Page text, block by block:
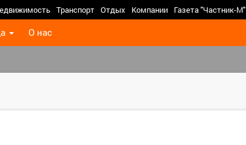
Транспорт Отдых Компании Газета "Частник-М"
О нас
>